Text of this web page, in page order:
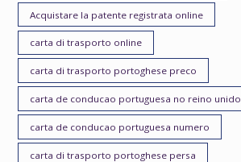
Acquistare la patente registrata online
carta di trasporto online
carta di trasporto portoghese preco
carta de conducao portuguesa no reino unido
carta de conducao portuguesa numero
carta di trasporto portoghese persa